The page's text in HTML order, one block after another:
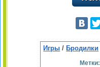
Игры / Бродилки
Метки: